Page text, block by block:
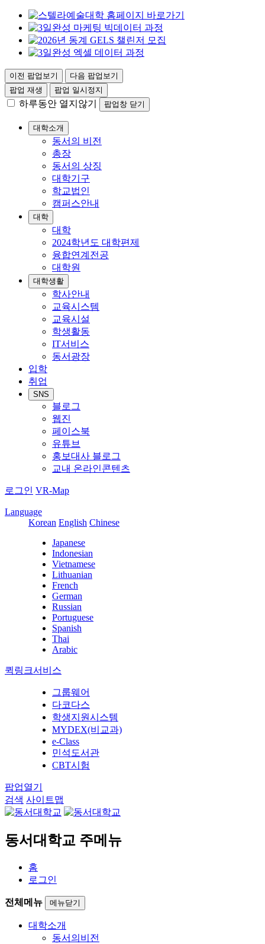
이전 팝업보기
다음 팝업보기
팝업 재생
팝업 일시정지
하루동안 열지않기 팝업창 닫기
대학소개
동서의 비전
총장
동서의 상징
대학기구
학교법인
캠퍼스안내
대학
대학
2024학년도 대학편제
융합연계전공
대학원
대학생활
학사안내
교육시스템
교육시설
학생활동
IT서비스
동서광장
입학
취업
SNS
블로그
웹진
페이스북
유튜브
홍보대사 블로그
교내 온라인콘텐츠
로그인 VR-Map
Language
Korean English Chinese
Japanese
Indonesian
Vietnamese
Lithuanian
French
German
Russian
Portuguese
Spanish
Thai
Arabic
퀵링크서비스
그룹웨어
다코다스
학생지원시스템
MYDEX(비교과)
e-Class
민석도서관
CBT시험
팝업열기
검색 사이트맵
동서대학교 주메뉴
홈
로그인
전체메뉴 메뉴닫기
대학소개
동서의비전